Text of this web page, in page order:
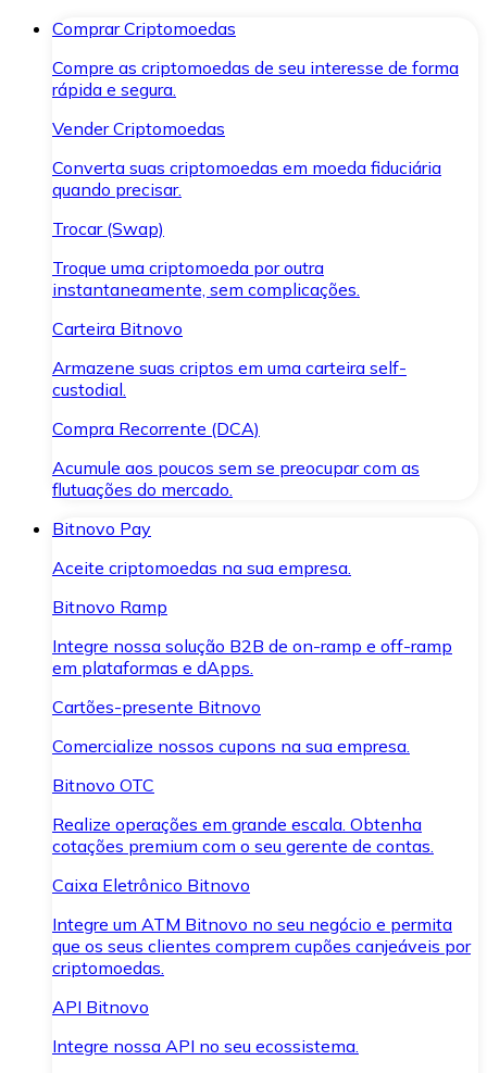
Comprar Criptomoedas
Compre as criptomoedas de seu interesse de forma
rápida e segura.
Vender Criptomoedas
Converta suas criptomoedas em moeda fiduciária
quando precisar.
Trocar (Swap)
Troque uma criptomoeda por outra
instantaneamente, sem complicações.
Carteira Bitnovo
Armazene suas criptos em uma carteira self-
custodial.
Compra Recorrente (DCA)
Acumule aos poucos sem se preocupar com as
flutuações do mercado.
Bitnovo Pay
Aceite criptomoedas na sua empresa.
Bitnovo Ramp
Integre nossa solução B2B de on-ramp e off-ramp
em plataformas e dApps.
Cartões-presente Bitnovo
Comercialize nossos cupons na sua empresa.
Bitnovo OTC
Realize operações em grande escala. Obtenha
cotações premium com o seu gerente de contas.
Caixa Eletrônico Bitnovo
Integre um ATM Bitnovo no seu negócio e permita
que os seus clientes comprem cupões canjeáveis por
criptomoedas.
API Bitnovo
Integre nossa API no seu ecossistema.